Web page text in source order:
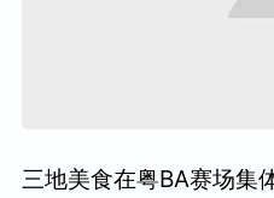
三地美食在粤BA赛场集